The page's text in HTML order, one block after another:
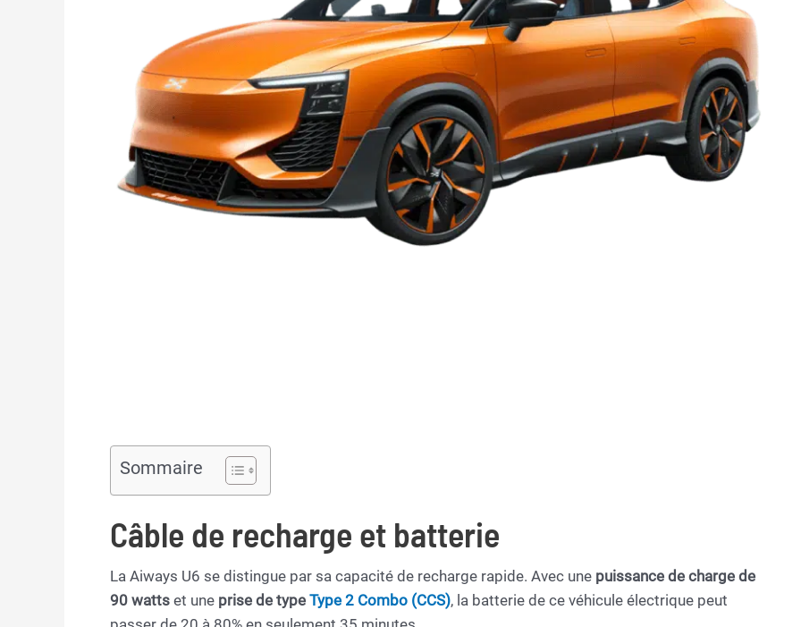
Sommaire
Câble de recharge et batterie
La Aiways U6 se distingue par sa capacité de recharge rapide. Avec une puissance de charge de
90 watts et une prise de type Type 2 Combo (CCS), la batterie de ce véhicule électrique peut